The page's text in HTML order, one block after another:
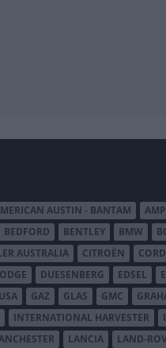
AUSTIN - BANTAM
BEDFORD BENTLEY BMW
AUSTRALIA CITROËN CORD
DUESENBERG EDSEL
GAZ GLAS GMC
INTERNATIONAL HARVESTER
LANCIA LAND-